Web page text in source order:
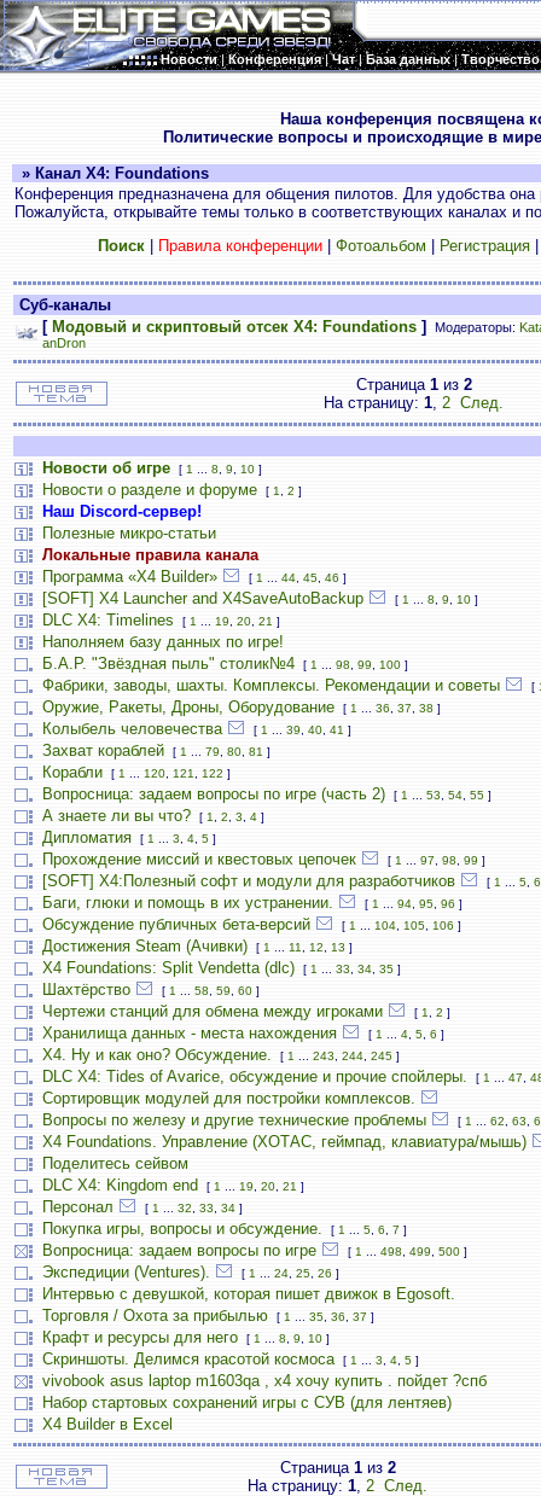
Новости|Конференция|Чат|База данных|Творчество
Наша конференция посвящена
Политические вопросы и происходящие в
» Канал X4: Foundations
Конференция предназначена для общения пилотов. Для удобства
Пожалуйста, открывайте темы только в соответствующих каналах и
Поиск| Правила конференции| Фотоальбом Регистрация
Суб-каналы
[ Модовый и скриптовый отсек X4: Foundations ] Модераторы:
anDron
Страница 1из 2
На страницу: 1, 2 След.
Новости об игре [ 1 8 9 10 ]
Новости о разделе и форуме [ 1 2 ]
Наш Discord-сервер!
Полезные микро-статьи
Локальные правила канала
Программа «X4 Builder»
[ 1 44 45 46 ]
[SOFT] X4 Launcher and X4SaveAutoBackup [ 1 8 9 10 ]
DLC X4: Timelines [ 1 19 20 21 ]
Наполняем базу данных по игре!
Б.А.Р. "Звёздная пыль" столик№4
[ 1 98 99 100 ]
Фабрики, заводы, шахты. Комплексы. Рекомендации и советы [
Оружие, Ракеты, Дроны, Оборудование [ 1 36 37 38 ]
Колыбель человечества [ 1 39 40 41 ]
Захват кораблей [ 1 79 80 81 ]
Корабли [ 1 120 121 122 ]
Вопросница: задаем вопросы по игре (часть 2) [ 1 53 54 55 ]
А знаете ли вы что? [ 1 2 3 4 ]
Дипломатия [ 1 3 4 5 ]
Прохождение миссий и квестовых цепочек [ 1 97 98 99 ]
[SOFT] X4:Полезный софт и модули для разработчиков [ 1 5 6
Баги, глюки и помощь в их устранении. [ 1 94 95 96 ]
Обсуждение публичных бета-версий [ 1 104 105 106 ]
Достижения Steam (Ачивки) [ 1 11 12 13 ]
X4 Foundations: Split Vendetta (dlc) [ 1 33 34 35 ]
Шахтёрство [ 1 58 59 60 ]
Чертежи станций для обмена между игроками [ 1 2 ]
Хранилища данных - места нахождения [ 1 4 5 6 ]
Х4. Ну и как оно? Обсуждение. [ 1 243 244 245 ]
DLC X4: Tides of Avarice, обсуждение и прочие спойлеры. [ 1 47
Сортировщик модулей для постройки комплексов.
Вопросы по железу и другие технические проблемы
[ 1 62 63
X4 Foundations. Управление (ХОТАС, геймпад, клавиатура/мышь)
Поделитесь сейвом
DLC X4: Kingdom end
[ 1 19 20 21 ]
Персонал [ 1 32 33 34 ]
Покупка игры, вопросы и обсуждение. [ 1 5 6 7 ]
Вопросница: задаем вопросы по игре [ 1 498 499 500 ]
Экспедиции (Ventures). [ 1 24 25 26 ]
Интервью с девушкой, которая пишет движок в Egosoft.
Торговля / Охота за прибылью
[ 1 35 36 37 ]
Крафт и ресурсы для него [ 1 8 9 10 ]
Скриншоты. Делимся красотой космоса [ 1 3 4 5 ]
vivobook asus laptop m1603qa , х4 хочу купить . пойдет ?спб
Набор стартовых сохранений игры с СУВ (для лентяев)
X4 Builder в Excel
Страница 1из 2
На страницу: 1, 2 След.